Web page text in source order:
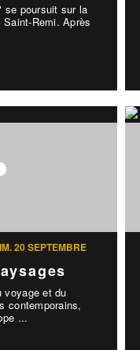
se poursuit sur la
Remi. Après
20 SEPTEMBRE
voyage et du
contemporains,
...